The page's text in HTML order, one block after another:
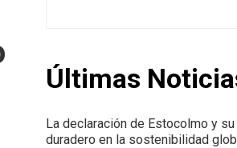
Últimas
La declaración de Estocolmo y
duradero en la sostenibilidad